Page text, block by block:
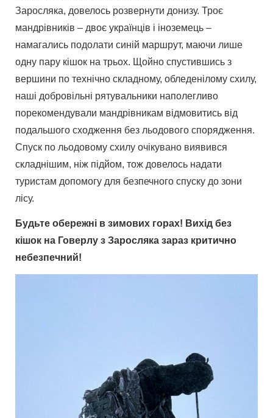
Заросляка, довелось розвернути донизу. Троє
мандрівників – двоє українців і іноземець –
намагались подолати синій маршрут, маючи лише
одну пару кішок на трьох. Щойно спустившись з
вершини по технічно складному, обледенілому схилу,
наші добровільні рятувальники наполегливо
порекомендували мандрівникам відмовитись від
подальшого сходження без льодового спорядження.
Спуск по льодовому схилу очікувано виявився
складнішим, ніж підйом, тож довелось надати
туристам допомогу для безпечного спуску до зони
лісу.
Будьте обережні в зимових горах! Вихід без
кішок на Говерлу з Заросляка зараз критично
небезпечний!